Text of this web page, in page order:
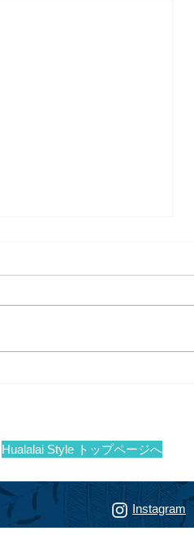
Hualalai Style トップページへ
Instagram